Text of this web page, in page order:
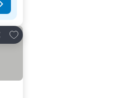
Añadir a favoritos